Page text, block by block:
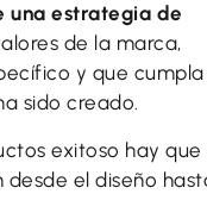
estrategia de
de la marca,
y que cumpla
sido creado.
exitoso hay que
el diseño